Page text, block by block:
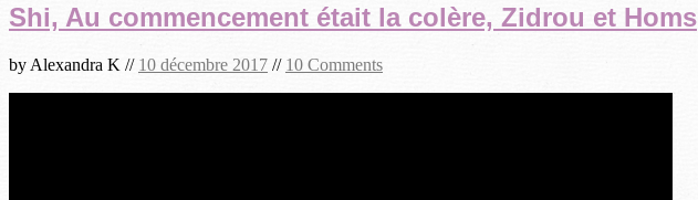
Shi, Au commencement était la colère, Zidrou et Homs
by Alexandra K // 10 décembre 2017 // 10 Comments